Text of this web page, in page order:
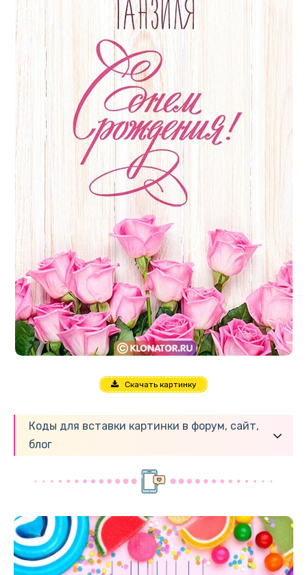
Скачать картинку
Коды для вставки картинки в форум, сайт,
блог